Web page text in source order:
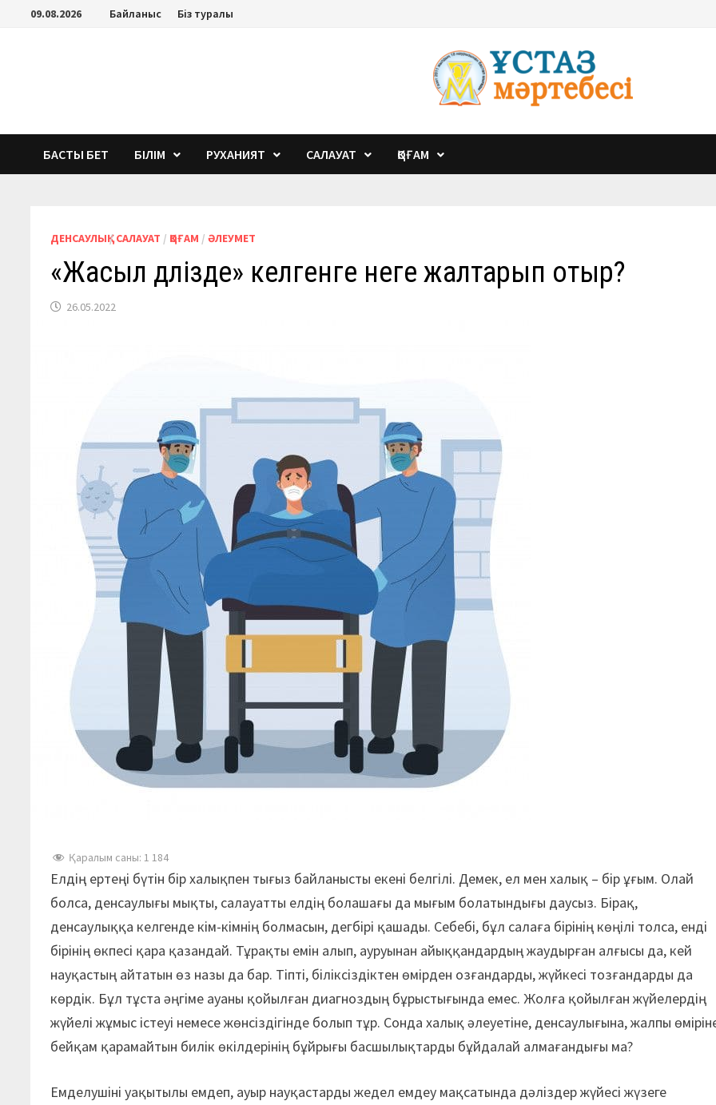
Перейти09.08.2026 Байланыс Біз туралы
БАСТЫ БЕТ БІЛІМ РУХАНИЯТ САЛАУАТ ҚОҒАМ
ДЕНСАУЛЫҚ/САЛАУАТ / ҚОҒАМ /ӘЛЕУМЕТ
«Жасыл дәлізде» келгенге неге жалтарып отыр?
26.05.2022
Қаралым саны: 1 184
Елдің ертеңі бүтін бір халықпен тығыз байланысты екені белгілі. Демек, ел мен халық – бір ұғым. Олай
болса, денсаулығы мықты, салауатты елдің болашағы да мығым болатындығы даусыз. Бірақ,
денсаулыққа келгенде кім-кімнің болмасын, дегбірі қашады. Себебі, бұл салаға бірінің көңілі толса, енді
бірінің өкпесі қара қазандай. Тұрақты емін алып, ауруынан айыққандардың жаудырған алғысы да, кей
науқастың айтатын өз назы да бар. Тіпті, біліксіздіктен өмірден озғандарды, жүйкесі тозғандарды да
көрдік. Бұл тұста әңгіме ауаны қойылған диагноздың бұрыстығында емес. Жолға қойылған жүйелердің
жүйелі жұмыс істеуі немесе жөнсіздігінде болып тұр. Сонда халық әлеуетіне, денсаулығына, жалпы
бейқам қарамайтын билік өкілдерінің бұйрығы басшылықтарды бұйдалай алмағандығы ма?
Емделушіні уақытылы емдеп, ауыр науқастарды жедел емдеу мақсатында дәліздер жүйесі жүзеге